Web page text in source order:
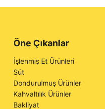
Öne Çıkanlar
İşlenmiş Et Ürünleri
Süt
Dondurulmuş Ürünler
Kahvaltılık Ürünler
Bakliyat